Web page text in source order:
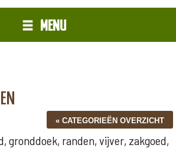
MENU
gronddoek, randen, vijver, zakgoed,